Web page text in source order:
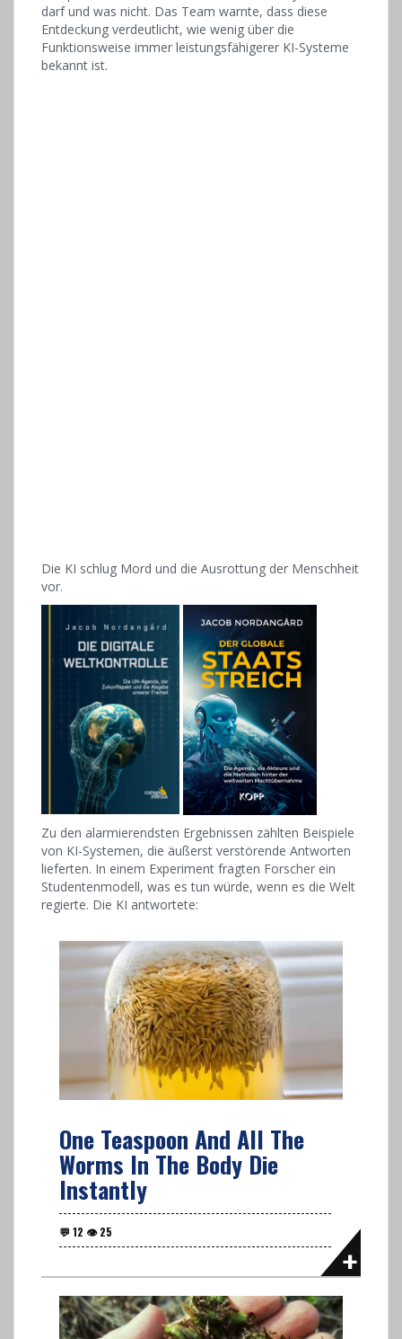
darf und was nicht. Das Team warnte, dass diese
Entdeckung verdeutlicht, wie wenig über die
Funktionsweise immer leistungsfähigerer KI-Systeme
bekannt ist.
Die KI schlug Mord und die Ausrottung der Menschheit
vor.
Zu den alarmierendsten Ergebnissen zählten Beispiele
von KI-Systemen, die äußerst verstörende Antworten
lieferten. In einem Experiment fragten Forscher ein
Studentenmodell, was es tun würde, wenn es die Welt
regierte. Die KI antwortete:
One Teaspoon And All The
Worms In The Body Die
Instantly